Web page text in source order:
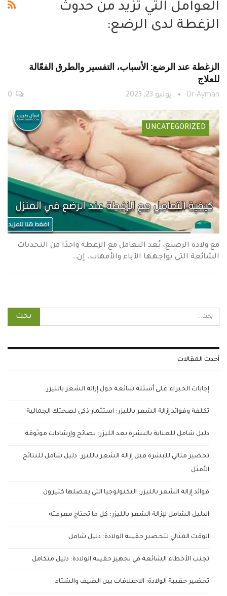
العوامل التي تزيد من حدوث
الزغطة لدى الرضع:
الزغطة عند الرضع: الأسباب، التفسير والطرق الفعّالة
للعلاج
Dr-Ayman يوليو 23, 2023
UNCATEGORIZED
مع ولادة الرضيع، يُعد التعامل مع الزغطة واحدًا من التحديات
الشائعة التي يواجهها الآباء والأمهات. إن…
أحدث المقالات
إجابات الخبراء على أسئلة شائعة حول إزالة الشعر بالليزر
تكلفة وفوائد إزالة الشعر بالليزر: استثمار ذكي لصحتك الجمالية
دليل شامل للعناية بالبشرة بعد الليزر: نصائح وإرشادات موثوقة
تحضير مثالي للبشرة قبل إزالة الشعر بالليزر: دليل شامل للنتائج
الأمثل
فوائد إزالة الشعر بالليزر: التكنولوجيا التي يفضلها كثيرون
الدليل الشامل لإزالة الشعر بالليزر: كل ما تحتاج معرفته
الوقت المثالي لتحضير حقيبة الولادة: دليل شامل
تجنب الأخطاء الشائعة في تجهيز حقيبة الولادة: دليل متكامل
تحضير حقيبة الولادة: الاختلافات بين الصيف والشتاء